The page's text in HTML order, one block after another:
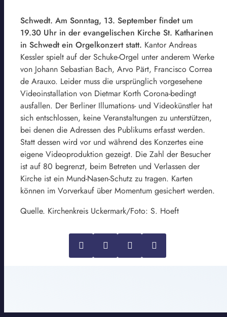
Schwedt. Am Sonntag, 13. September findet um
19.30 Uhr in der evangelischen Kirche St. Katharinen
in Schwedt ein Orgelkonzert statt. Kantor Andreas
Kessler spielt auf der Schuke-Orgel unter anderem Werke
von Johann Sebastian Bach, Arvo Pärt, Francisco Correa
de Arauxo. Leider muss die ursprünglich vorgesehene
Videoinstallation von Dietmar Korth Corona-bedingt
ausfallen. Der Berliner Illumations- und Videokünstler hat
sich entschlossen, keine Veranstaltungen zu unterstützen,
bei denen die Adressen des Publikums erfasst werden.
Statt dessen wird vor und während des Konzertes eine
eigene Videoproduktion gezeigt. Die Zahl der Besucher
ist auf 80 begrenzt, beim Betreten und Verlassen der
Kirche ist ein Mund-Nasen-Schutz zu tragen. Karten
können im Vorverkauf über Momentum gesichert werden.
Quelle. Kirchenkreis Uckermark/Foto: S. Hoeft